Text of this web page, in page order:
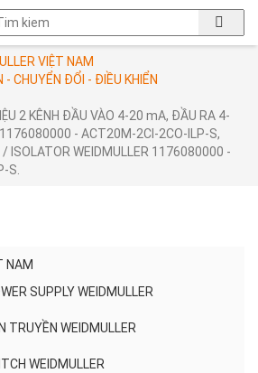
VIỆT NAM
CHUYỂN ĐỔI - ĐIỀU KHIỂN
2 KÊNH ĐẦU VÀO 4-20 mA, ĐẦU RA 4-
- ACT20M-2CI-2CO-ILP-S,
/ ISOLATOR WEIDMULLER 1176080000 -
S.
NAM
SUPPLY WEIDMULLER
TRUYỀN WEIDMULLER
WEIDMULLER